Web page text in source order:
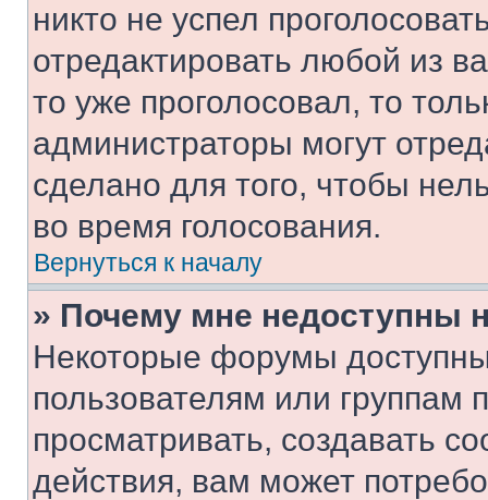
никто не успел
отредактировать любой из
то уже проголосовал, то
администраторы могут
сделано для того, чтобы
во время голосования.
Вернуться к началу
» Почему мне недоступны
Некоторые форумы
пользователям или группам
просматривать, создавать
действия, вам может